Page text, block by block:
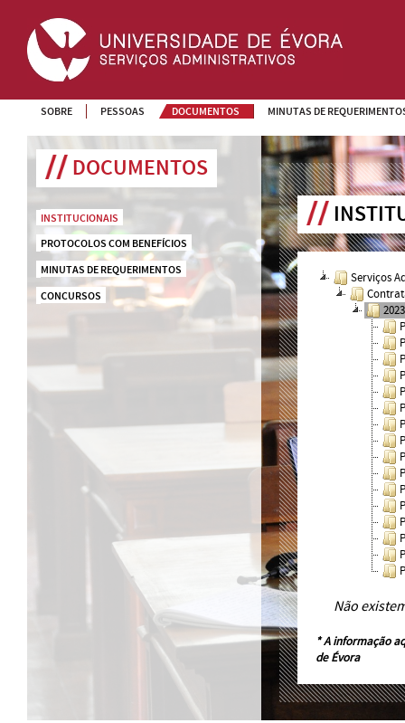
SOBRE PESSOAS DOCUMENTOS MINUTAS DE
DOCUMENTOS
INSTITUCIONAIS
PROTOCOLOS COM BENEFÍCIOS
MINUTAS DE REQUERIMENTOS
CONCURSOS
Serviços
2023
Não
* A informação
de Évora